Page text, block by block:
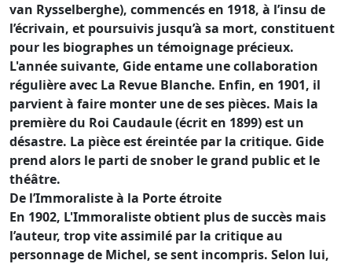
van Rysselberghe), commencés en 1918, à l’insu de
l’écrivain, et poursuivis jusqu’à sa mort, constituent
pour les biographes un témoignage précieux.
L'année suivante, Gide entame une collaboration
régulière avec La Revue Blanche. Enfin, en 1901, il
parvient à faire monter une de ses pièces. Mais la
première du Roi Caudaule (écrit en 1899) est un
désastre. La pièce est éreintée par la critique. Gide
prend alors le parti de snober le grand public et le
théâtre.
De l’Immoraliste à la Porte étroite
En 1902, L'Immoraliste obtient plus de succès mais
l’auteur, trop vite assimilé par la critique au
personnage de Michel, se sent incompris. Selon lui,